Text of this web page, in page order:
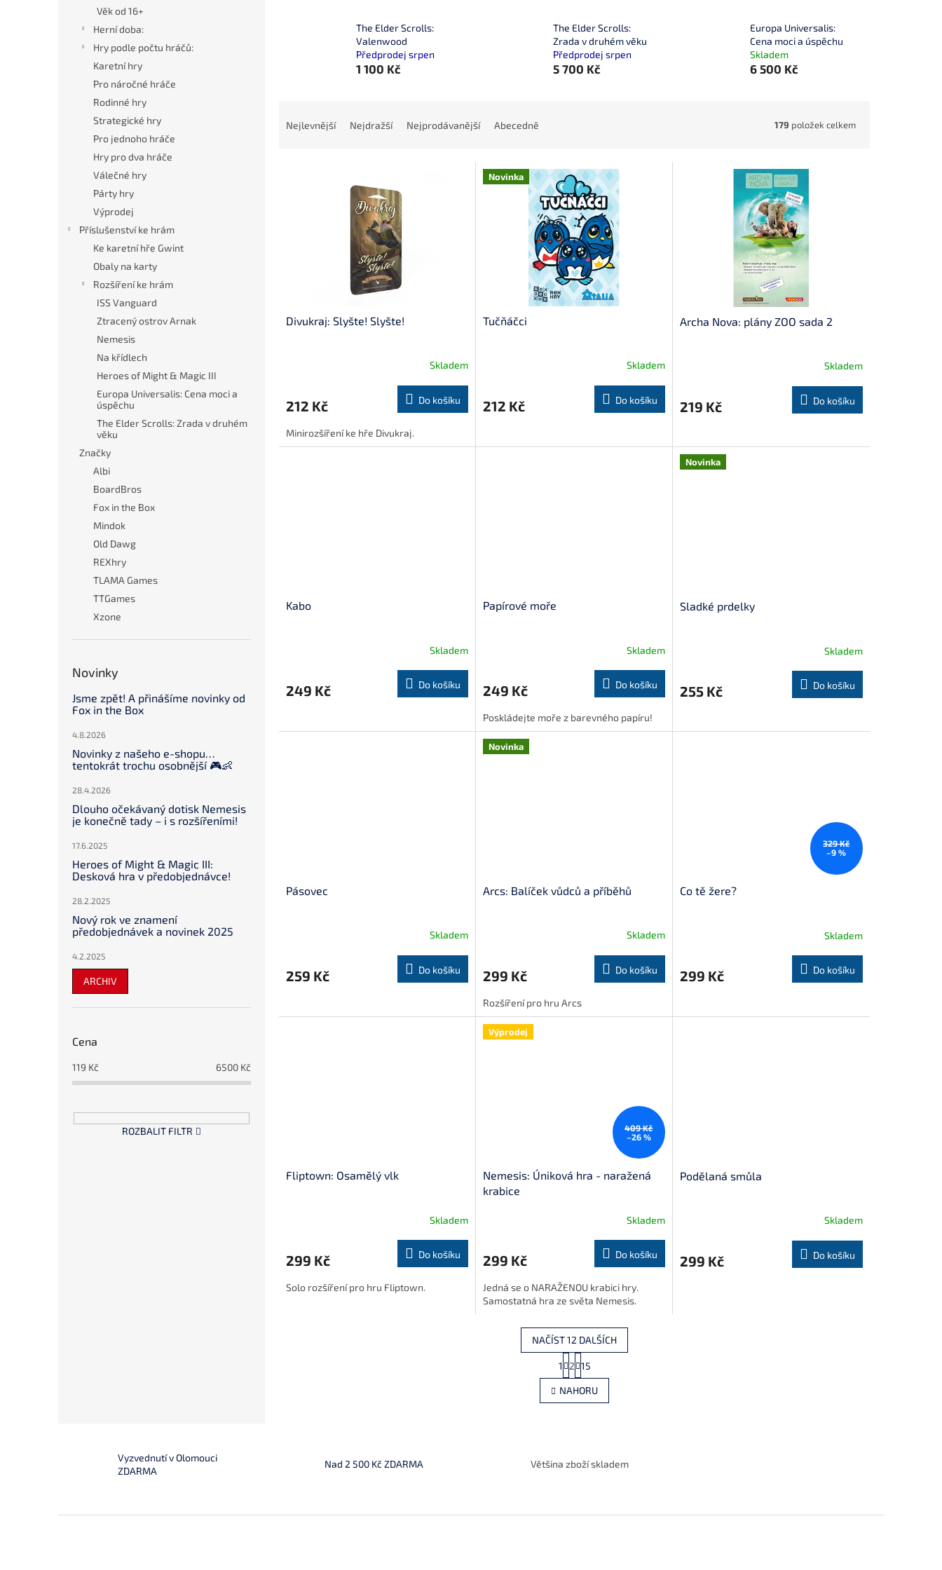
Věk od 16+
Herní doba:
Hry podle počtu hráčů:
Karetní hry
Pro náročné hráče
Rodinné hry
Strategické hry
Pro jednoho hráče
Hry pro dva hráče
Válečné hry
Párty hry
Výprodej
Příslušenství ke hrám
Ke karetní hře Gwint
Obaly na karty
Rozšíření ke hrám
ISS Vanguard
Ztracený ostrov Arnak
Nemesis
Na křídlech
Heroes of Might & Magic III
Europa Universalis: Cena moci a
úspěchu
The Elder Scrolls: Zrada v druhém
věku
Značky
Albi
BoardBros
Fox in the Box
Mindok
Old Dawg
REXhry
TLAMA Games
TTGames
Xzone
Novinky
Jsme zpět! A přinášíme novinky od
Fox in the Box
4.8.2026
Novinky z našeho e-shopu…
tentokrát trochu osobnější 🎮👶
28.4.2026
Dlouho očekávaný dotisk Nemesis
je konečně tady – i s rozšířeními!
17.6.2025
Heroes of Might & Magic III:
Desková hra v předobjednávce!
28.2.2025
Nový rok ve znamení
předobjednávek a novinek 2025
4.2.2025
ARCHIV
Cena
119 Kč 6500 Kč
ROZBALIT FILTR
The Elder Scrolls:
Valenwood
Předprodej srpen
1 100 Kč
The Elder Scrolls:
Zrada v druhém věku
Předprodej srpen
5 700 Kč
Europa Universalis:
Cena moci a úspěchu
Skladem
6 500 Kč
Nejlevnější Nejdražší Nejprodávanější Abecedně 179 položek celkem
Divukraj: Slyšte! Slyšte!
Skladem
212 Kč Do košíku
Minirozšíření ke hře Divukraj.
Novinka
Tučňáčci
Skladem
212 Kč Do košíku
Archa Nova: plány ZOO sada 2
Skladem
219 Kč Do košíku
Kabo
Skladem
249 Kč Do košíku
Papírové moře
Skladem
249 Kč Do košíku
Poskládejte moře z barevného papíru!
Novinka
Sladké prdelky
Skladem
255 Kč Do košíku
Pásovec
Skladem
259 Kč Do košíku
Novinka
Arcs: Balíček vůdců a příběhů
Skladem
299 Kč Do košíku
Rozšíření pro hru Arcs
329 Kč
–9 %
Co tě žere?
Skladem
299 Kč Do košíku
Fliptown: Osamělý vlk
Skladem
299 Kč Do košíku
Solo rozšíření pro hru Fliptown.
Výprodej
409 Kč
–26 %
Nemesis: Úniková hra - naražená
krabice
Skladem
299 Kč Do košíku
Jedná se o NARAŽENOU krabici hry.
Samostatná hra ze světa Nemesis.
Podělaná smůla
Skladem
299 Kč Do košíku
O
v
l
í
k
NAČÍST 12 DALŠÍCH
t
r
á
n
n
1 2 15
NAHORU
Vyzvednutí v Olomouci
ZDARMA
Nad 2 500 Kč ZDARMA Většina zboží skladem